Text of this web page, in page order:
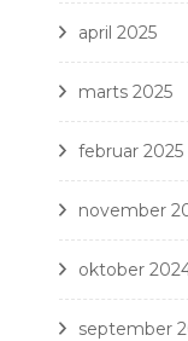
april 2025
marts 2025
februar 2025
november
oktober
september